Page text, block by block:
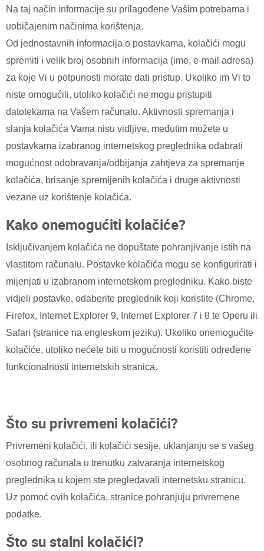
Na taj način informacije su prilagođene Vašim potrebama i
uobičajenim načinima korištenja.
Od jednostavnih informacija o postavkama, kolačići mogu
spremiti i velik broj osobnih informacija (ime, e-mail adresa)
za koje Vi u potpunosti morate dati pristup. Ukoliko im Vi to
niste omogućili, utoliko kolačići ne mogu pristupiti
datotekama na Vašem računalu. Aktivnosti spremanja i
slanja kolačića Vama nisu vidljive, međutim možete u
postavkama izabranog internetskog preglednika odabrati
mogućnost odobravanja/odbijanja zahtjeva za spremanje
kolačića, brisanje spremljenih kolačića i druge aktivnosti
vezane uz korištenje kolačića.
Kako onemogućiti kolačiće?
Isključivanjem kolačića ne dopuštate pohranjivanje istih na
vlastitom računalu. Postavke kolačića mogu se konfigurirati i
mijenjati u izabranom internetskom pregledniku. Kako biste
vidjeli postavke, odaberite preglednik koji koristite (Chrome,
Firefox, Internet Explorer 9, Internet Explorer 7 i 8 te Operu ili
Safari (stranice na engleskom jeziku). Ukoliko onemogućite
kolačiće, utoliko nećete biti u mogućnosti koristiti određene
funkcionalnosti internetskih stranica.
Što su privremeni kolačići?
Privremeni kolačići, ili kolačići sesije, uklanjanju se s vašeg
osobnog računala u trenutku zatvaranja internetskog
preglednika u kojem ste pregledavali internetsku stranicu.
Uz pomoć ovih kolačića, stranice pohranjuju privremene
podatke.
Što su stalni kolačići?